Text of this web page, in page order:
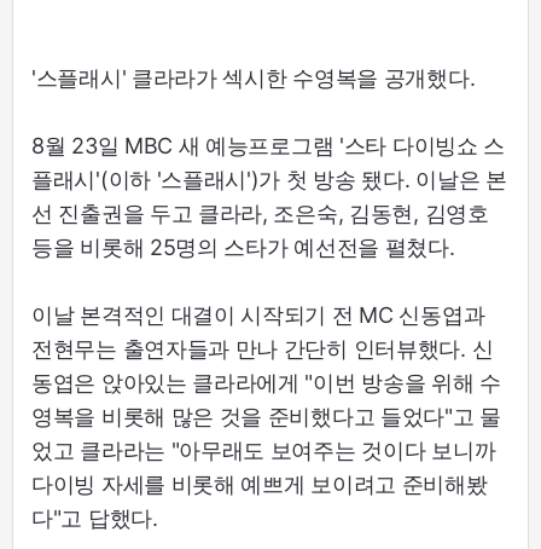
'스플래시' 클라라가 섹시한 수영복을 공개했다.
8월 23일 MBC 새 예능프로그램 '스타 다이빙쇼 스
플래시'(이하 '스플래시')가 첫 방송 됐다. 이날은 본
선 진출권을 두고 클라라, 조은숙, 김동현, 김영호
등을 비롯해 25명의 스타가 예선전을 펼쳤다.
이날 본격적인 대결이 시작되기 전 MC 신동엽과
전현무는 출연자들과 만나 간단히 인터뷰했다. 신
동엽은 앉아있는 클라라에게 "이번 방송을 위해 수
영복을 비롯해 많은 것을 준비했다고 들었다"고 물
었고 클라라는 "아무래도 보여주는 것이다 보니까
다이빙 자세를 비롯해 예쁘게 보이려고 준비해봤
다"고 답했다.